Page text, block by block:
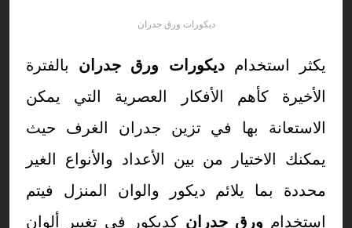
ديكورات ورق جدران
يكثر استخدامديكورات ورق جدران بالفترة
الأخيرة كأهم الأفكار العصرية التي يمكن
الاستعانة بها في تزين جدران الغرف حيث
يمكنك الاختيار من بين الأعداد والأنواع الغير
محددة بما يلائم ديكور والوان المنزل فيتم
استخدام ورق جدران كديكور في تغيير ألوان